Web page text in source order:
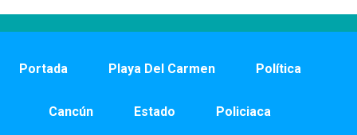
Portada Playa Del Carmen Política
Cancún Estado Policiaca